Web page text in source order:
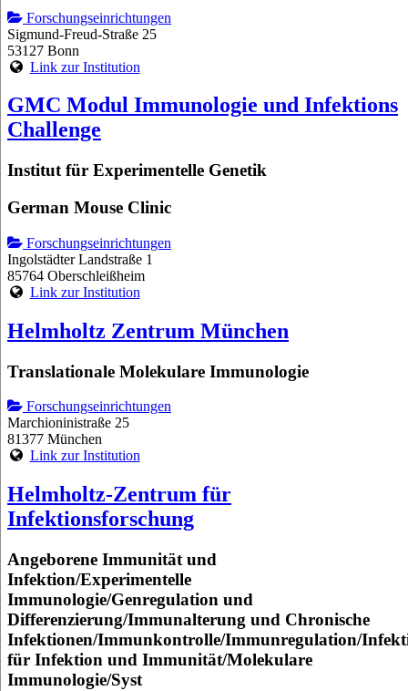
Forschungseinrichtungen
Sigmund-Freud-Straße 25
53127 Bonn
Link zur Institution
GMC Modul Immunologie und Infektions
Challenge
Institut für Experimentelle Genetik
German Mouse Clinic
Forschungseinrichtungen
Ingolstädter Landstraße 1
85764 Oberschleißheim
Link zur Institution
Helmholtz Zentrum München
Translationale Molekulare Immunologie
Forschungseinrichtungen
Marchioninistraße 25
81377 München
Link zur Institution
Helmholtz-Zentrum für
Infektionsforschung
Angeborene Immunität und
Infektion/Experimentelle
Immunologie/Genregulation und
Differenzierung/Immunalterung und Chronische
Infektionen/Immunkontrolle/Immunregulation/
für Infektion und Immunität/Molekulare
Immunologie/Syst